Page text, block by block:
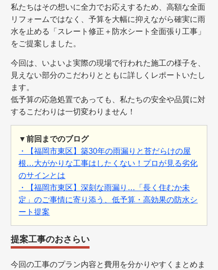
私たちはその想いに全力でお応えするため、高額な全面
リフォームではなく、予算を大幅に抑えながら確実に雨
水を止める「スレート修正＋防水シート全面張り工事」
をご提案しました。
今回は、いよいよ実際の現場で行われた施工の様子を、
見えない部分のこだわりとともに詳しくレポートいたし
ます。
低予算の応急処置であっても、私たちの安全や品質に対
するこだわりは一切変わりません！
▼前回までのブログ
・【福岡市東区】築30年の雨漏りと苔だらけの屋
根…大がかりな工事はしたくない！プロが見る劣化
のサインとは
・【福岡市東区】深刻な雨漏り…「長く住むか未
定」のご事情に寄り添う、低予算・高効果の防水シ
ート提案
提案工事のおさらい
今回の工事のプラン内容と費用を分かりやすくまとめま